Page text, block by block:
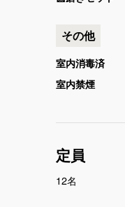
その他
室内消毒済
室内禁煙
定員
12名